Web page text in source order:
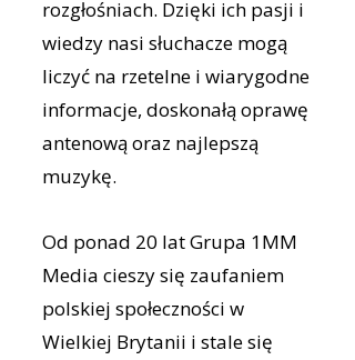
rozgłośniach. Dzięki ich pasji i
wiedzy nasi słuchacze mogą
liczyć na rzetelne i wiarygodne
informacje, doskonałą oprawę
antenową oraz najlepszą
muzykę.
Od ponad 20 lat Grupa 1MM
Media cieszy się zaufaniem
polskiej społeczności w
Wielkiej Brytanii i stale się